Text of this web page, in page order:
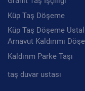
Küp Taş Döşeme
Küp Taş Döşeme
Arnavut Kaldırımı
Kaldırım Parke Taşı
taş duvar ustası